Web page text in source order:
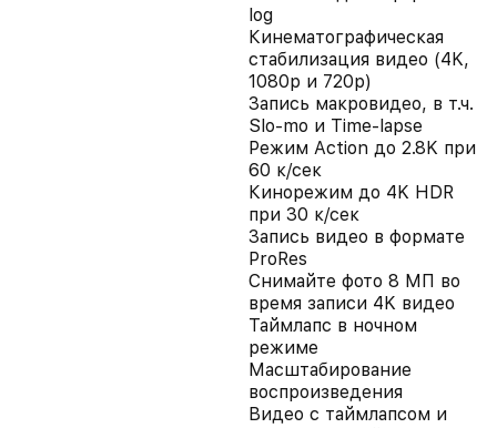
log
Кинематографическая
стабилизация видео (4K,
1080p и 720p)
Запись макровидео, в т.ч.
Slo-mo и Time-lapse
Режим Action до 2.8K при
60 к/сек
Кинорежим до 4K HDR
при 30 к/сек
Запись видео в формате
ProRes
Снимайте фото 8 МП во
время записи 4K видео
Таймлапс в ночном
режиме
Масштабирование
воспроизведения
Видео с таймлапсом и